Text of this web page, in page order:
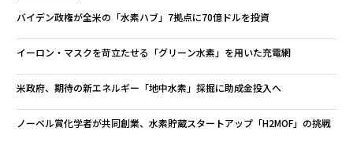
バイデン政権が全米の「水素ハブ」7拠点に70億ドルを投資
イーロン・マスクを苛立たせる「グリーン水素」を用いた充電網
米政府、期待の新エネルギー「地中水素」採掘に助成金投入へ
ノーベル賞化学者が共同創業、水素貯蔵スタートアップ「H2MOF」の挑戦